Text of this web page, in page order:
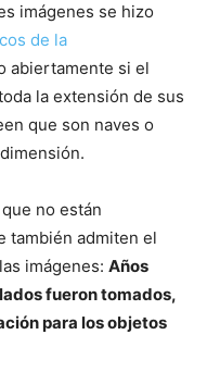
imágenes se hizo
de la
abiertamente si el
la extensión de sus
que son naves o
no están
también admiten el
imágenes: Años
fueron tomados,
para los objetos